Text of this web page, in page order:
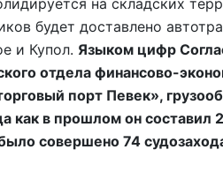
на складских
будет доставлено
и Купол. Языком цифр
отдела финансово-
порт Певек»,
как в прошлом он составил
совершено 74